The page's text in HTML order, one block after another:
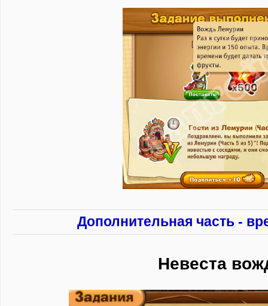
Дополнительная часть -
Невеста